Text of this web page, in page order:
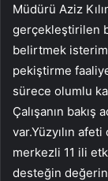
Müdürü Aziz
gerçekleştirilen
belirtmek
pekiştirme
sürece olumlu
Çalışanın bakış
var.Yüzyılın
merkezli 11 ili
desteğin